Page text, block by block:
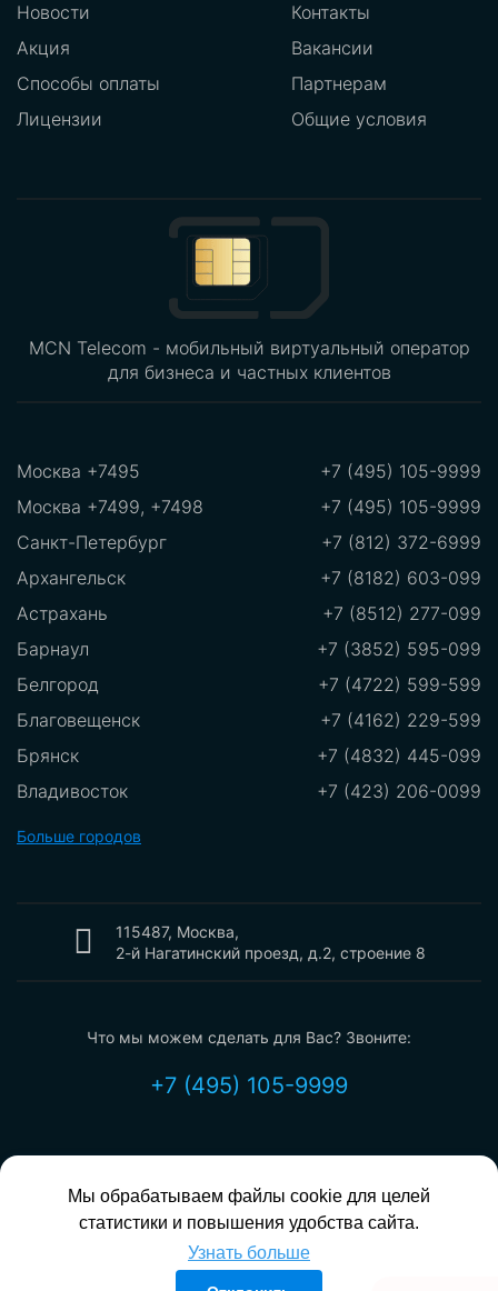
Мы обрабатываем файлы cookie для целей
статистики и повышения удобства сайта.
Узнать больше
Новости
Акция
Способы оплаты
Лицензии
Контакты
Вакансии
Партнерам
Общие условия
MCN Telecom - мобильный виртуальный оператор
для бизнеса и частных клиентов
Москва +7495
+7 (495) 105-9999
Москва +7499, +7498
+7 (495) 105-9999
Санкт-Петербург
+7 (812) 372-6999
Архангельск
+7 (8182) 603-099
Астрахань
+7 (8512) 277-099
Барнаул
+7 (3852) 595-099
Белгород
+7 (4722) 599-599
Благовещенск
+7 (4162) 229-599
Брянск
+7 (4832) 445-099
Владивосток
+7 (423) 206-0099
Владикавказ
Вологда
+7 (473) 212-2099
Иваново
+7 (4932) 700-099
+7 (3412) 209-099
+7 (4012) 797-099
+7 (4842) 219-599
Больше городов
115487, Москва,
2-й Нагатинский проезд, д.2, строение 8
Что мы можем сделать для Вас? Звоните:
+7 (495) 105-9999
info@mcn.ru